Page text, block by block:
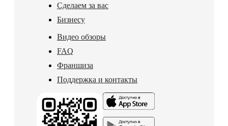
Сделаем за вас
Бизнесу
Видео обзоры
FAQ
Франшиза
Поддержка и контакты